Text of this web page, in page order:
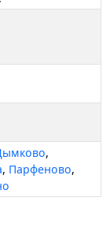
,
, Парфеново,